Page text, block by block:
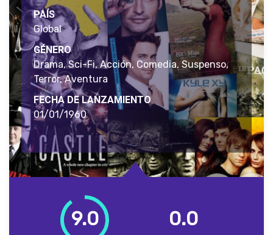
PAÍS
Global
GÉNERO
Drama, Sci-Fi, Acción, Comedia, Suspenso,
Terror, Aventura
FECHA DE LANZAMIENTO
01/01/1960
9.0 0.0